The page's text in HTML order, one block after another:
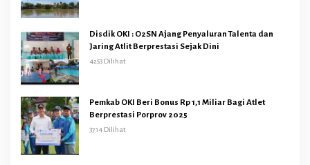
Disdik OKI : O2SN Ajang Penyaluran Talenta dan
Jaring Atlit Berprestasi Sejak Dini
4253 Dilihat
Pemkab OKI Beri Bonus Rp 1,1 Miliar Bagi Atlet
Berprestasi Porprov 2025
3714 Dilihat